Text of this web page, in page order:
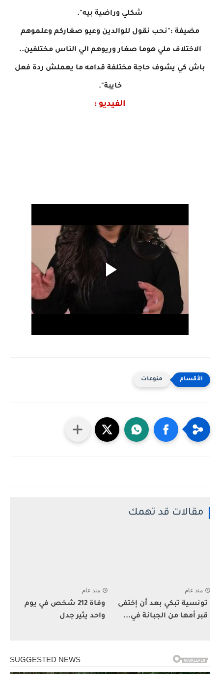
شكلي وراضية بيه".
مضيفة :"نحب نقول للوالدين وعيو صغاركم وعلموهم
الاختلاف ملي هوما صغار وريوهم الي الناس مختلفين..
باش كي يشوف حاجة مختلفة قدامه ما يعملش ردة فعل
خايبة".
الفيديو :
منوعات
مقالات قد تهمك
منذ عام
تونسية تبكي بعد أن إختفى
قبر أمها من الجبانة في...
منذ عام
وفاة 212 شخص في يوم
واحد يثير جدل